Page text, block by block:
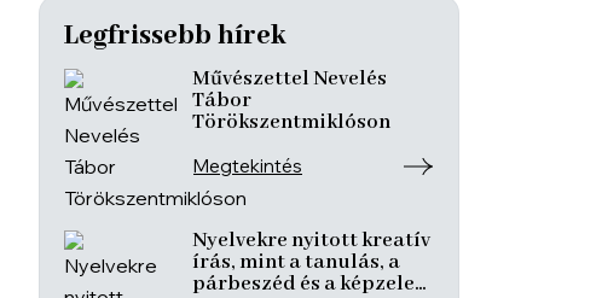
Legfrissebb hírek
Művészettel Nevelés
Tábor
Törökszentmiklóson
Megtekintés
Nyelvekre nyitott kreatív
írás, mint a tanulás, a
párbeszéd és a képzelet